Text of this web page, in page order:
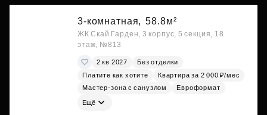
3-комнатная, 58.8м²
ЖК Скай Гарден, 3 корпус, 5 секция, 18
этаж, №813
2 кв 2027
Без отделки
Платите как хотите
Квартира за 2 000 ₽/мес
Мастер-зона с санузлом
Евроформат
Ещё